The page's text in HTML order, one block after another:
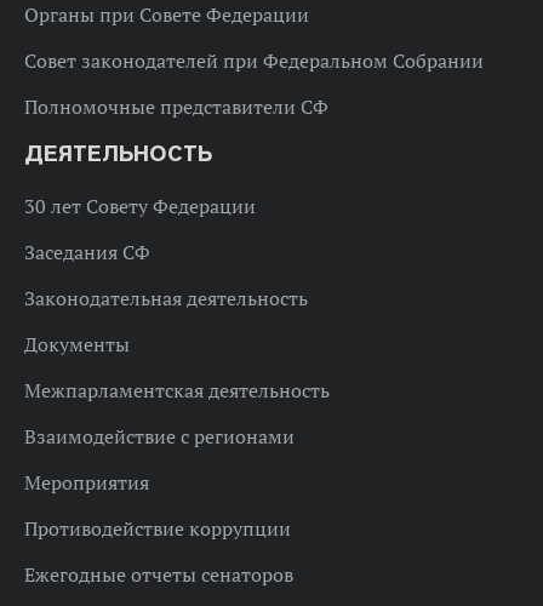
Органы при Совете Федерации
Совет законодателей при Федеральном Собрании
Полномочные представители СФ
ДЕЯТЕЛЬНОСТЬ
30 лет Совету Федерации
Заседания СФ
Законодательная деятельность
Документы
Межпарламентская деятельность
Взаимодействие с регионами
Мероприятия
Противодействие коррупции
Ежегодные отчеты сенаторов